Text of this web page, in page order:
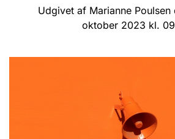
Udgivet af Marianne Poulsen
oktober 2023 kl.